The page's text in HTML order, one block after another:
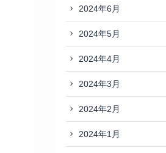
2024年6月
2024年5月
2024年4月
2024年3月
2024年2月
2024年1月